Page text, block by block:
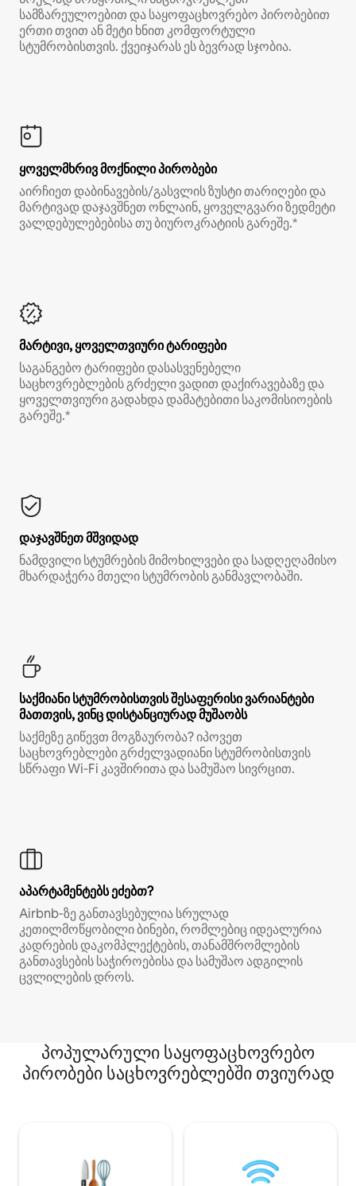
სამზარეულოებით და საყოფაცხოვრებო პირობებით
ერთი თვით ან მეტი ხნით კომფორტული
სტუმრობისთვის. ქვეიჯარას ეს ბევრად სჯობია.
ყოველმხრივ მოქნილი პირობები
აირჩიეთ დაბინავების/გასვლის ზუსტი თარიღები და
მარტივად დაჯავშნეთ ონლაინ, ყოველგვარი ზედმეტი
ვალდებულებებისა თუ ბიუროკრატიის გარეშე.*
მარტივი, ყოველთვიური ტარიფები
საგანგებო ტარიფები დასასვენებელი
საცხოვრებლების გრძელი ვადით დაქირავებაზე და
ყოველთვიური გადახდა დამატებითი საკომისიოების
გარეშე.*
დაჯავშნეთ მშვიდად
ნამდვილი სტუმრების მიმოხილვები და სადღეღამისო
მხარდაჭერა მთელი სტუმრობის განმავლობაში.
საქმიანი სტუმრობისთვის შესაფერისი ვარიანტები
მათთვის, ვინც დისტანციურად მუშაობს
საქმეზე გიწევთ მოგზაურობა? იპოვეთ
საცხოვრებლები გრძელვადიანი სტუმრობისთვის
სწრაფი Wi‑Fi კავშირითა და სამუშაო სივრცით.
აპარტამენტებს ეძებთ?
Airbnb‑ზე განთავსებულია სრულად
კეთილმოწყობილი ბინები, რომლებიც იდეალურია
კადრების დაკომპლექტების, თანამშრომლების
განთავსების საჭიროებისა და სამუშაო ადგილის
ცვლილების დროს.
პოპულარული საყოფაცხოვრებო
პირობები საცხოვრებლებში თვიურად